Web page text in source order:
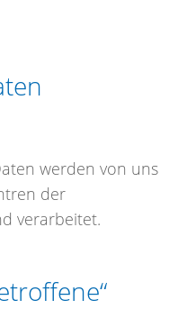
werden von uns
der
verarbeitet.